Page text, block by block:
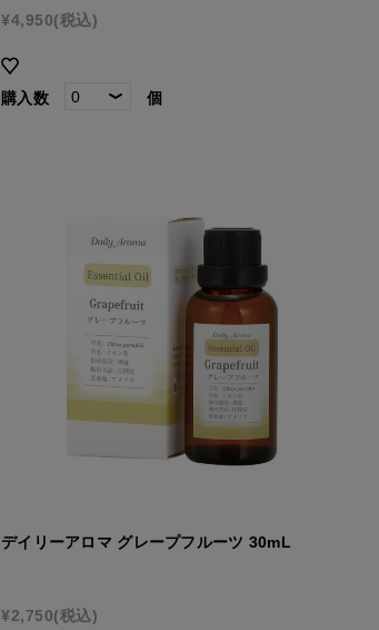
¥4,950(税込)
購入数 個
デイリーアロマ グレープフルーツ 30mL
¥2,750(税込)